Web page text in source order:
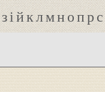
зійклмнопрс